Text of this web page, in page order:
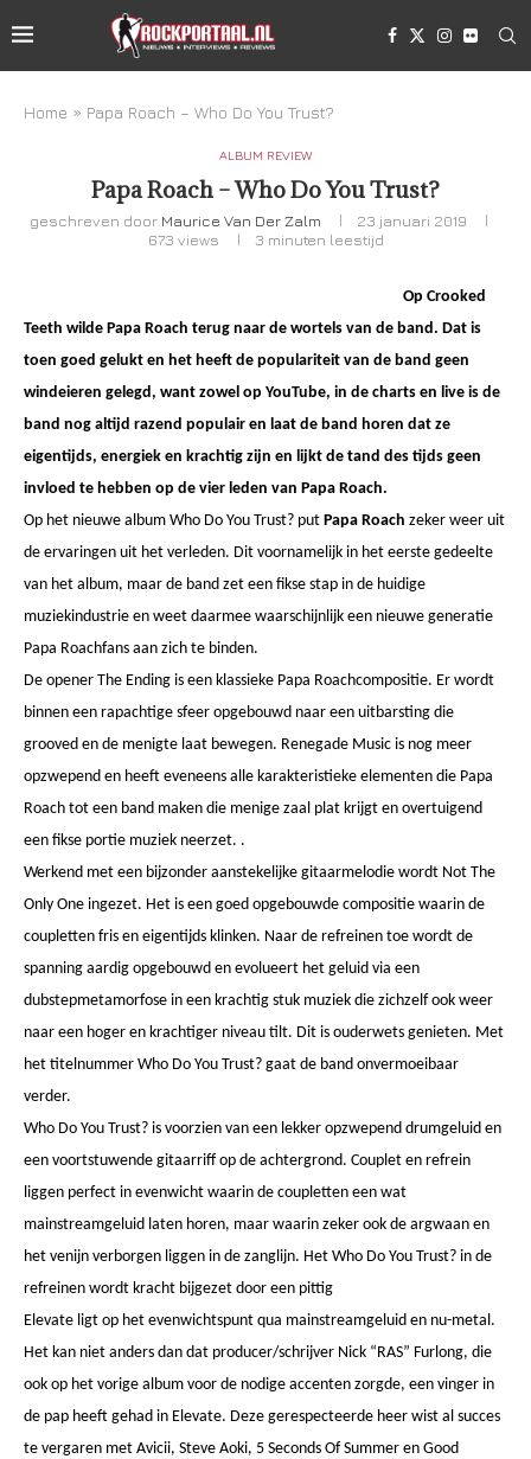
Home » Papa Roach – Who Do You Trust?
ALBUM REVIEW
Papa Roach – Who Do You Trust?
geschreven door Maurice Van Der Zalm
23 januari 2019
673 views 3 minuten leestijd
Op Crooked
Teeth wilde Papa Roach terug naar de wortels van de band. Dat is
toen goed gelukt en het heeft de populariteit van de band geen
windeieren gelegd, want zowel op YouTube, in de charts en live is de
band nog altijd razend populair en laat de band horen dat ze
eigentijds, energiek en krachtig zijn en lijkt de tand des tijds geen
invloed te hebben op de vier leden van Papa Roach.
Op het nieuwe album Who Do You Trust? put Papa Roach zeker weer uit
de ervaringen uit het verleden. Dit voornamelijk in het eerste gedeelte
van het album, maar de band zet een fikse stap in de huidige
muziekindustrie en weet daarmee waarschijnlijk een nieuwe generatie
Papa Roachfans aan zich te binden.
De opener The Ending is een klassieke Papa Roachcompositie. Er wordt
binnen een rapachtige sfeer opgebouwd naar een uitbarsting die
grooved en de menigte laat bewegen. Renegade Music is nog meer
opzwepend en heeft eveneens alle karakteristieke elementen die Papa
Roach tot een band maken die menige zaal plat krijgt en overtuigend
een fikse portie muziek neerzet. .
Werkend met een bijzonder aanstekelijke gitaarmelodie wordt Not The
Only One ingezet. Het is een goed opgebouwde compositie waarin de
coupletten fris en eigentijds klinken. Naar de refreinen toe wordt de
spanning aardig opgebouwd en evolueert het geluid via een
dubstepmetamorfose in een krachtig stuk muziek die zichzelf ook weer
naar een hoger en krachtiger niveau tilt. Dit is ouderwets genieten. Met
het titelnummer Who Do You Trust? gaat de band onvermoeibaar
verder.
Who Do You Trust? is voorzien van een lekker opzwepend drumgeluid en
een voortstuwende gitaarriff op de achtergrond. Couplet en refrein
liggen perfect in evenwicht waarin de coupletten een wat
mainstreamgeluid laten horen, maar waarin zeker ook de argwaan en
het venijn verborgen liggen in de zanglijn. Het Who Do You Trust? in de
refreinen wordt kracht bijgezet door een pittig
Elevate ligt op het evenwichtspunt qua mainstreamgeluid en nu-metal.
Het kan niet anders dan dat producer/schrijver Nick “RAS” Furlong, die
ook op het vorige album voor de nodige accenten zorgde, een vinger in
de pap heeft gehad in Elevate. Deze gerespecteerde heer wist al succes
te vergaren met Avicii, Steve Aoki, 5 Seconds Of Summer en Good